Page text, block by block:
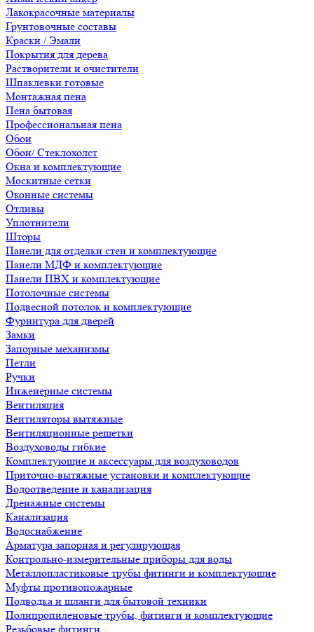
Лакокрасочные материалы
Грунтовочные составы
Краски / Эмали
Покрытия для дерева
Растворители и очистители
Шпаклевки готовые
Монтажная пена
Пена бытовая
Профессиональная пена
Обои
Обои/ Стеклохолст
Окна и комплектующие
Москитные сетки
Оконные системы
Отливы
Уплотнители
Шторы
Панели для отделки стен и комплектующие
Панели МДФ и комплектующие
Панели ПВХ и комплектующие
Потолочные системы
Подвесной потолок и комплектующие
Фурнитура для дверей
Замки
Запорные механизмы
Петли
Ручки
Инженерные системы
Вентиляция
Вентиляторы вытяжные
Вентиляционные решетки
Воздуховоды гибкие
Комплектующие и аксессуары для воздуховодов
Приточно-вытяжные установки и комплектующие
Водоотведение и канализация
Дренажные системы
Канализация
Водоснабжение
Арматура запорная и регулирующая
Контрольно-измерительные приборы для воды
Металлопластиковые трубы фитинги и комплектующие
Муфты противопожарные
Подводка и шланги для бытовой техники
Полипропиленовые трубы, фитинги и комплектующие
Резьбовые фитинги